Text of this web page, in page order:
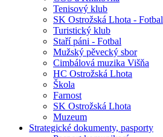
Tenisový klub
SK Ostrožská Lhota - Fotbal
Turistický klub
Staří páni - Fotbal
Mužský pěvecký sbor
Cimbálová muzika Višňa
HC Ostrožská Lhota
Škola
Farnost
SK Ostrožská Lhota
Muzeum
Strategické dokumenty, pasporty